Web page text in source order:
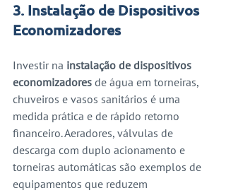
3. Instalação de Dispositivos
Economizadores
Investir na instalação de dispositivos
economizadores de água em torneiras,
chuveiros e vasos sanitários é uma
medida prática e de rápido retorno
financeiro. Aeradores, válvulas de
descarga com duplo acionamento e
torneiras automáticas são exemplos de
equipamentos que reduzem